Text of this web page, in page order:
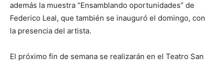
además la muestra “Ensamblando oportunidades” de
Federico Leal, que también se inauguró el domingo, con
la presencia del artista.
El próximo fin de semana se realizarán en el Teatro San